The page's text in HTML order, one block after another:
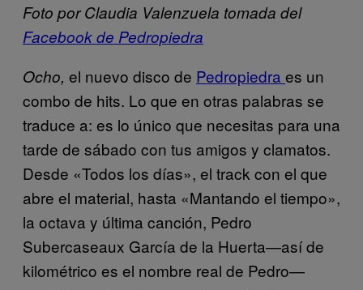
Foto por Claudia Valenzuela tomada del
Facebook de Pedropiedra
Ocho, el nuevo disco de Pedropiedra es un
combo de hits. Lo que en otras palabras se
traduce a: es lo único que necesitas para una
tarde de sábado con tus amigos y clamatos.
Desde «Todos los días», el track con el que
abre el material, hasta «Mantando el tiempo»,
la octava y última canción, Pedro
Subercaseaux García de la Huerta—así de
kilométrico es el nombre real de Pedro—